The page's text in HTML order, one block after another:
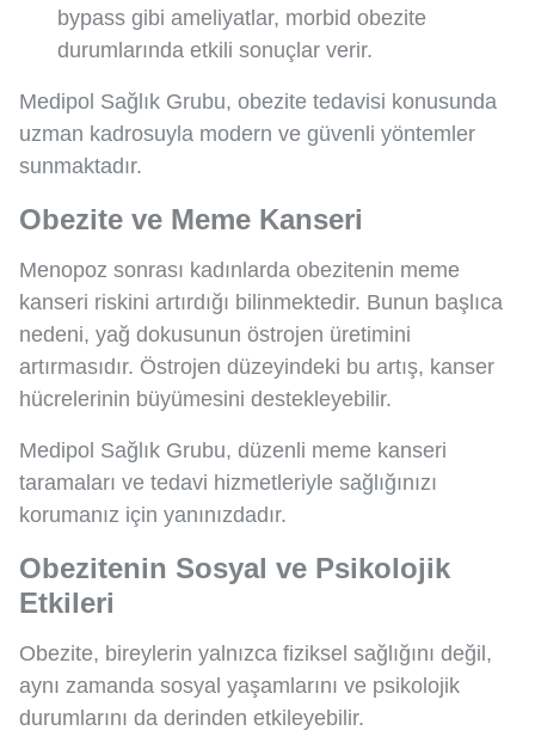
bypass gibi ameliyatlar, morbid obezite
durumlarında etkili sonuçlar verir.
Medipol Sağlık Grubu, obezite tedavisi konusunda
uzman kadrosuyla modern ve güvenli yöntemler
sunmaktadır.
Obezite ve Meme Kanseri
Menopoz sonrası kadınlarda obezitenin meme
kanseri riskini artırdığı bilinmektedir. Bunun başlıca
nedeni, yağ dokusunun östrojen üretimini
artırmasıdır. Östrojen düzeyindeki bu artış, kanser
hücrelerinin büyümesini destekleyebilir.
Medipol Sağlık Grubu, düzenli meme kanseri
taramaları ve tedavi hizmetleriyle sağlığınızı
korumanız için yanınızdadır.
Obezitenin Sosyal ve Psikolojik
Etkileri
Obezite, bireylerin yalnızca fiziksel sağlığını değil,
aynı zamanda sosyal yaşamlarını ve psikolojik
durumlarını da derinden etkileyebilir.